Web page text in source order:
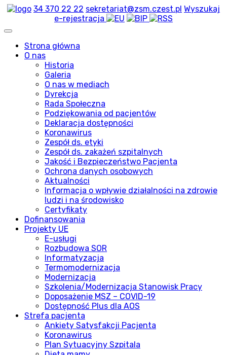
34 370 22 22 sekretariat@zsm.czest.pl Wyszukaj
e-rejestracja
Strona główna
O nas
Historia
Galeria
O nas w mediach
Dyrekcja
Rada Społeczna
Podziękowania od pacjentów
Deklaracja dostępności
Koronawirus
Zespół ds. etyki
Zespół ds. zakażeń szpitalnych
Jakość i Bezpieczeństwo Pacjenta
Ochrona danych osobowych
Aktualności
Informacja o wpływie działalności na zdrowie
ludzi i na środowisko
Certyfikaty
Dofinansowania
Projekty UE
E-usługi
Rozbudowa SOR
Informatyzacja
Termomodernizacja
Modernizacja
Szkolenia/Modernizacja Stanowisk Pracy
Doposażenie MSZ – COVID-19
Dostępność Plus dla AOS
Strefa pacjenta
Ankiety Satysfakcji Pacjenta
Koronawirus
Plan Sytuacyjny Szpitala